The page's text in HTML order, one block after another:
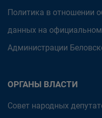
Политика в отношении
данных на официальном
Администрации
ОРГАНЫ ВЛАСТИ
Совет народных